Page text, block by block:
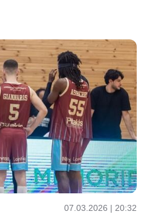
07.03.2026 | 20:32